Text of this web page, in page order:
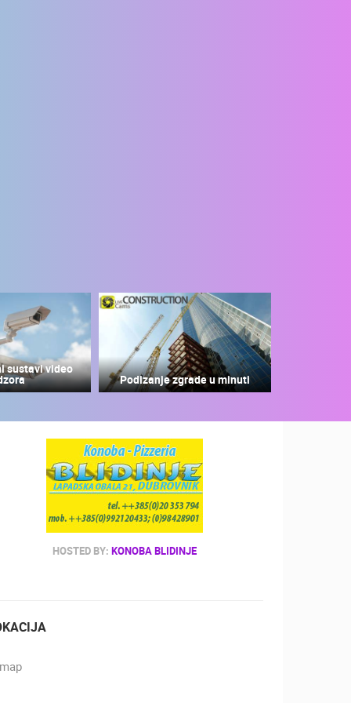
DOGAĐANJA I ZANIMLJIVOSTI
sustavi video
Podizanje zgrade u minuti
HOSTED BY: KONOBA BLIDINJE